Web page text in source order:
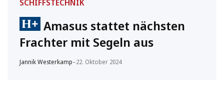
SCHIFFSTECHNIK
Amasus stattet nächsten
Frachter mit Segeln aus
Jannik Westerkamp–22. Oktober 2024